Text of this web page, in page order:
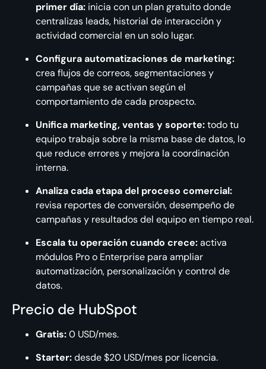
primer día: inicia con un plan gratuito donde
centralizas leads, historial de interacción y
actividad comercial en un solo lugar.
Configura automatizaciones de marketing:
crea flujos de correos, segmentaciones y
campañas que se activan según el
comportamiento de cada prospecto.
Unifica marketing, ventas y soporte:todo tu
equipo trabaja sobre la misma base de datos, lo
que reduce errores y mejora la coordinación
interna.
Analiza cada etapa del proceso comercial:
revisa reportes de conversión, desempeño de
campañas y resultados del equipo en tiempo real.
Escala tu operación cuando crece:activa
módulos Pro o Enterprise para ampliar
automatización, personalización y control de
datos.
Precio de HubSpot
Gratis:0 USD/mes.
Starter:desde $20 USD/mes por licencia.